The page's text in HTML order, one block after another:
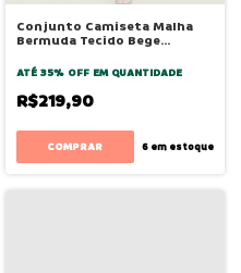
Conjunto Camiseta Malha
Bermuda Tecido Bege
ATÉ 35% OFF EM QUANTIDADE
R$219,90
COMPRAR 6 em estoque